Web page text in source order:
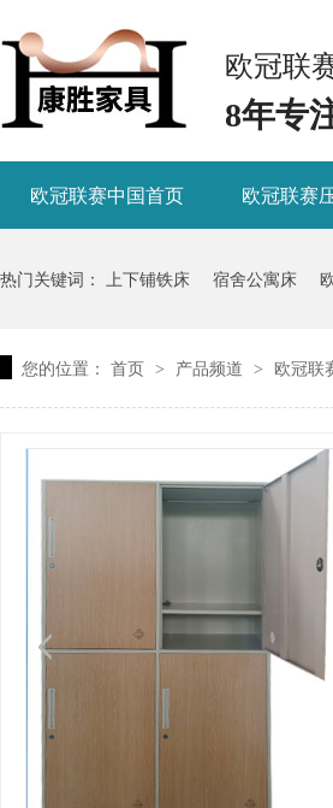
欧冠联
8年专
欧冠联赛中国首页 欧冠联赛
热门关键词： 上下铺铁床 宿舍公寓床
您的位置： 首页 > 产品频道 > 欧冠联